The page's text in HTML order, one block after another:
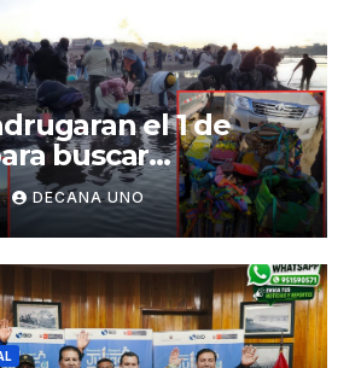
el 1 de
buscar
en los ríos y
challa por la
la prosperidad
DECANA UNO